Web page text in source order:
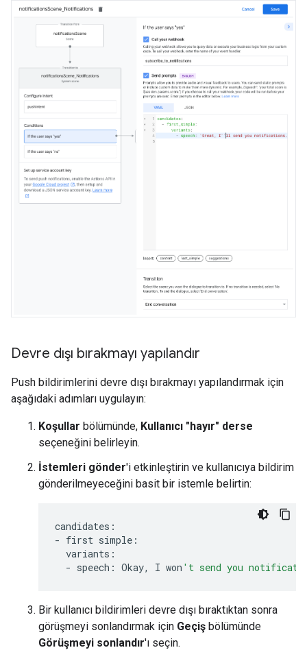
Devre dışı bırakmayı yapılandır
Push bildirimlerini devre dışı bırakmayı yapılandırmak için
aşağıdaki adımları uygulayın:
Koşullar bölümünde, Kullanıcı "hayır" derse
seçeneğini belirleyin.
İstemleri gönder'i etkinleştirin ve kullanıcıya bildirim
gönderilmeyeceğini basit bir istemle belirtin:
candidates :
- first simple :
variants :
- speech : Okay, I won 't send you
Bir kullanıcı bildirimleri devre dışı bıraktıktan sonra
görüşmeyi sonlandırmak için Geçiş bölümünde
Görüşmeyi sonlandır'ı seçin.